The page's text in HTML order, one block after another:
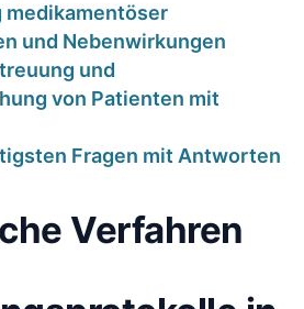
und Nebenwirkungen
⁤und
von Patienten mit
Fragen mit Antworten
Verfahren​